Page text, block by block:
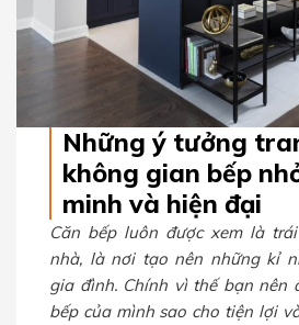
Những ý tưởng
không gian bếp
minh và hiện đại
Căn bếp luôn được xem là
nhà, là nơi tạo nên những kỉ
gia đình. Chính vì thế bạn nên
bếp của mình sao cho tiện lợi